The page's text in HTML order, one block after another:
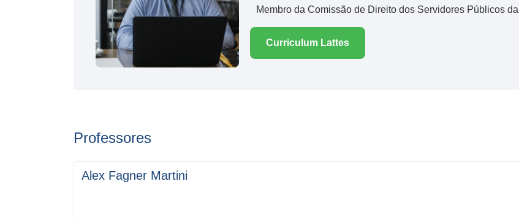
Membro da Comissão de Direito dos Servidores Públicos
Curriculum Lattes
Professores
Alex Fagner Martini